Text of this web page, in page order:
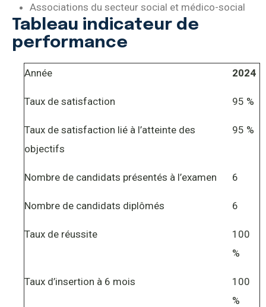
Associations du secteur social et médico-social
Tableau indicateur de
performance
Année 2024
Taux de satisfaction 95 %
Taux de satisfaction lié à l’atteinte des
objectifs
95 %
Nombre de candidats présentés à l’examen 6
Nombre de candidats diplômés 6
Taux de réussite
100
%
Taux d’insertion à 6 mois
100
%